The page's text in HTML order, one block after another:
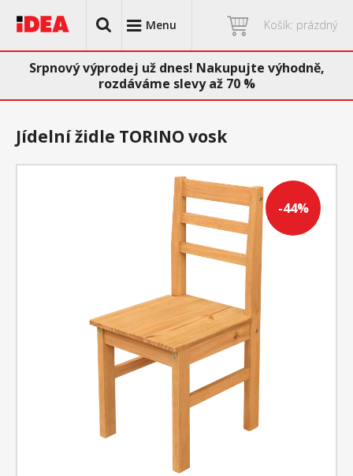
Menu Košík: prázdný
Srpnový výprodej už dnes! Nakupujte výhodně,
rozdáváme slevy až 70 %
-44%
Jídelní židle TORINO vosk